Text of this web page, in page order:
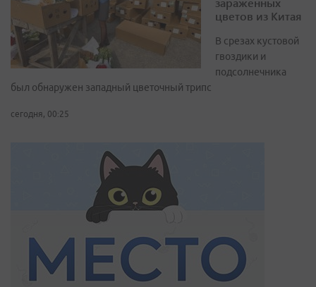
цветов из Китая
В срезах кустовой
гвоздики и
подсолнечника
был обнаружен западный цветочный трипс
сегодня, 00:25